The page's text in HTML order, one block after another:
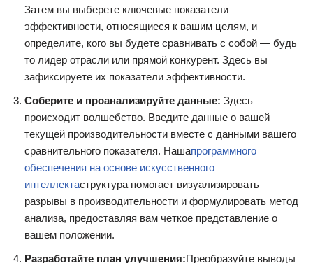
Затем вы выберете ключевые показатели
эффективности, относящиеся к вашим целям, и
определите, кого вы будете сравнивать с собой — будь
то лидер отрасли или прямой конкурент. Здесь вы
зафиксируете их показатели эффективности.
Соберите и проанализируйте данные: Здесь
происходит волшебство. Введите данные о вашей
текущей производительности вместе с данными вашего
сравнительного показателя. Нашапрограммного
обеспечения на основе искусственного
интеллектаструктура помогает визуализировать
разрывы в производительности и формулировать метод
анализа, предоставляя вам четкое представление о
вашем положении.
Разработайте план улучшения:Преобразуйте выводы